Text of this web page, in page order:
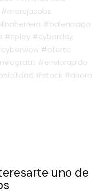
#balenciaga
#ripley #cyberday
#oferta
#enviorapido
#stock #ahora
uno de